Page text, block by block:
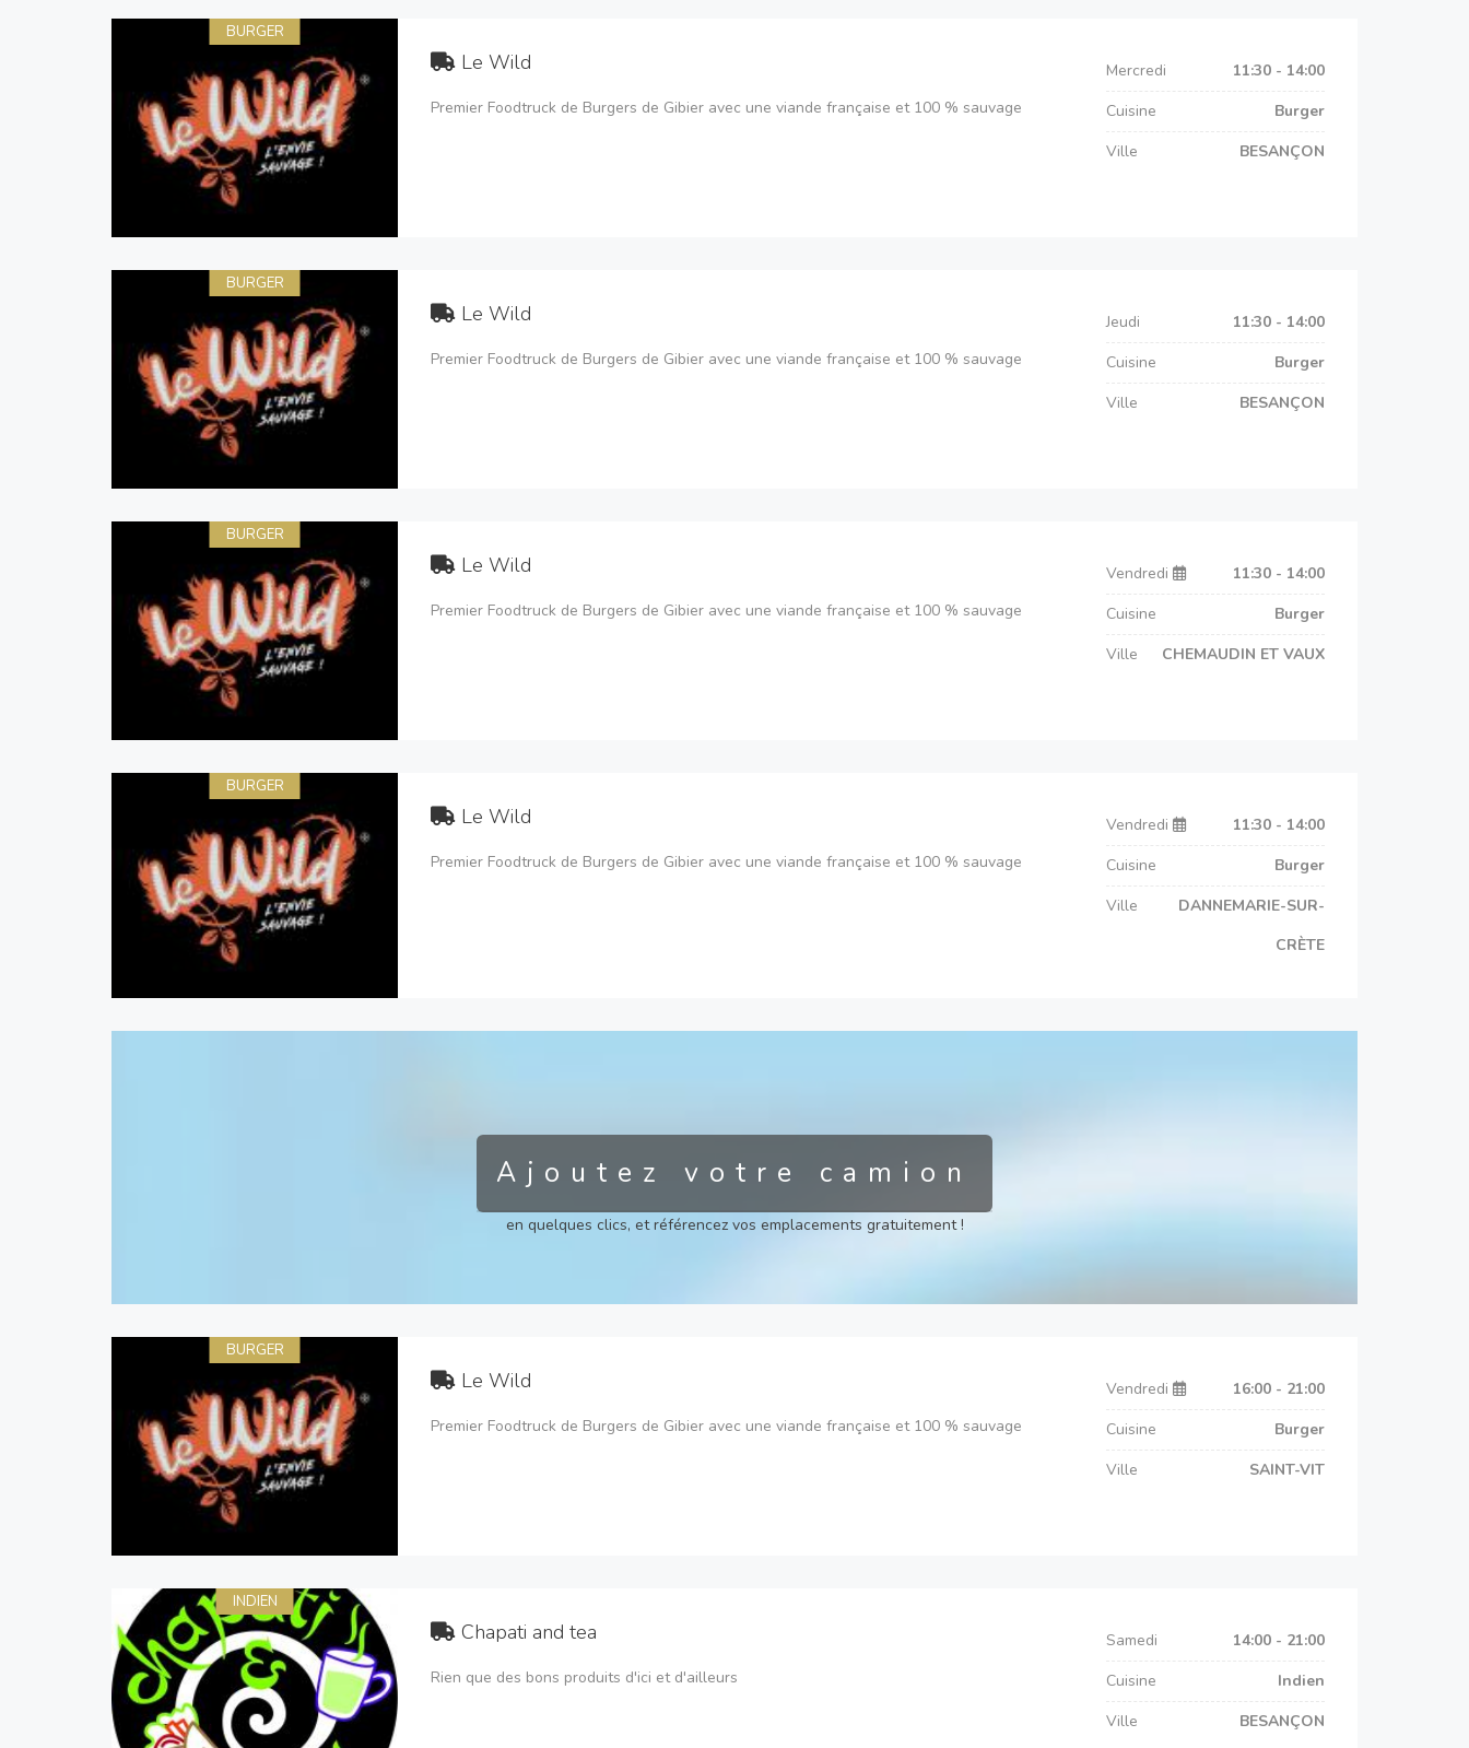
BURGER
Le Wild
Premier Foodtruck de Burgers de Gibier avec une viande française et 100 % sauvage
Mercredi
11:30 - 14:00
Cuisine
Burger
Ville
BESANÇON
BURGER
Le Wild
Premier Foodtruck de Burgers de Gibier avec une viande française et 100 % sauvage
Jeudi
11:30 - 14:00
Cuisine
Burger
Ville
BESANÇON
BURGER
Le Wild
Premier Foodtruck de Burgers de Gibier avec une viande française et 100 % sauvage
Vendredi
11:30 - 14:00
Cuisine
Burger
Ville
CHEMAUDIN ET VAUX
BURGER
Le Wild
Premier Foodtruck de Burgers de Gibier avec une viande française et 100 % sauvage
Vendredi
11:30 - 14:00
Cuisine
Burger
Ville
DANNEMARIE-SUR-
CRÈTE
Ajoutez votre camion
en quelques clics, et référencez vos emplacements gratuitement !
BURGER
Le Wild
Premier Foodtruck de Burgers de Gibier avec une viande française et 100 % sauvage
Vendredi
16:00 - 21:00
Cuisine
Burger
Ville
SAINT-VIT
INDIEN
Chapati and tea
Rien que des bons produits d'ici et d'ailleurs
Samedi
14:00 - 21:00
Cuisine
Indien
Ville
BESANÇON